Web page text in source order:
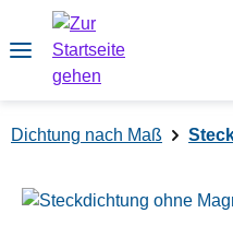
Zum Hauptinhalt springen
Dichtung nach Maß
Bildergalerie überspringen